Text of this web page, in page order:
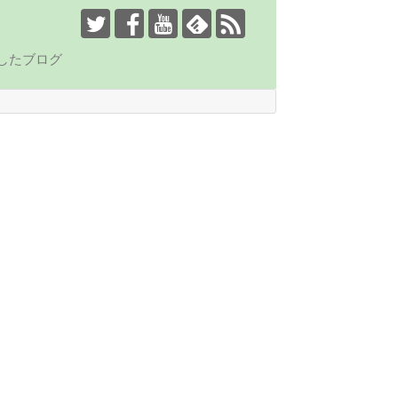
たブログ